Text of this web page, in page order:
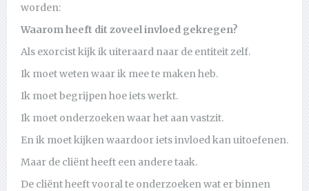
worden:
Waarom heeft dit zoveel invloed gekregen?
Als exorcist kijk ik uiteraard naar de entiteit zelf.
Ik moet weten waar ik mee te maken heb.
Ik moet begrijpen hoe iets werkt.
Ik moet onderzoeken waar het aan vastzit.
En ik moet kijken waardoor iets invloed kan uitoefenen.
Maar de cliënt heeft een andere taak.
De cliënt heeft vooral te onderzoeken wat er binnen